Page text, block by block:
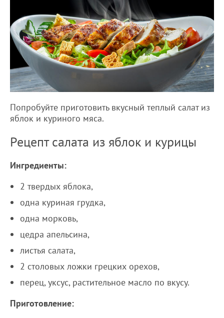
Попробуйте приготовить вкусный теплый салат из
яблок и куриного мяса.
Рецепт салата из яблок и курицы
Ингредиенты:
2 твердых яблока,
одна куриная грудка,
одна морковь,
цедра апельсина,
листья салата,
2 столовых ложки грецких орехов,
перец, уксус, растительное масло по вкусу.
Приготовление: